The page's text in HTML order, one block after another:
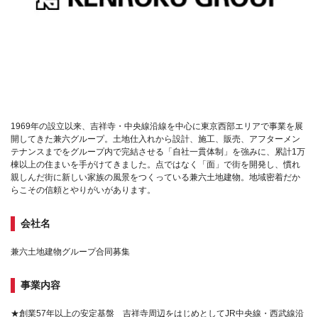
1969年の設立以来、吉祥寺・中央線沿線を中心に東京西部エリアで事業を展
開してきた兼六グループ。土地仕入れから設計、施工、販売、アフターメン
テナンスまでをグループ内で完結させる「自社一貫体制」を強みに、累計1万
棟以上の住まいを手がけてきました。点ではなく「面」で街を開発し、慣れ
親しんだ街に新しい家族の風景をつくっている兼六土地建物。地域密着だか
らこその信頼とやりがいがあります。
会社名
兼六土地建物グループ合同募集
事業内容
★創業57年以上の安定基盤 吉祥寺周辺をはじめとしてJR中央線・西武線沿